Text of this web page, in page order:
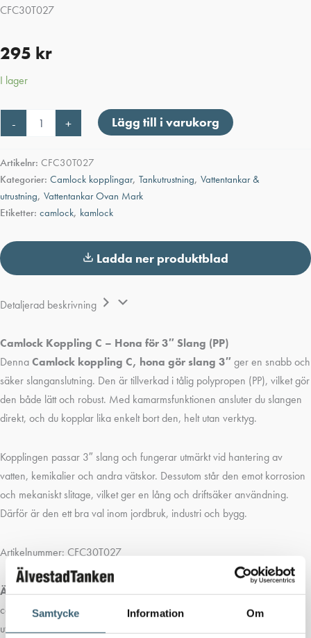
Samtycke Information Om
CFC30T027
295 kr
I lager
-
koppling
Hona
slang
3"
mängd
+ Lägg till i varukorg
Artikelnr: CFC30T027
Kategorier: Camlock kopplingar, Tankutrustning, Vattentankar &
utrustning, Vattentankar Ovan Mark
Etiketter: camlock, kamlock
Ladda ner produktblad
Detaljerad beskrivning
Camlock Koppling C – Hona för 3″ Slang (PP)
DennaCamlock koppling C, hona gör slang 3″ger en snabb och
säker slanganslutning. Den är tillverkad i tålig polypropen (PP), vilket gör
den både lätt och robust. Med kamarmsfunktionen ansluter du slangen
direkt, och du kopplar lika enkelt bort den, helt utan verktyg.
Kopplingen passar 3″ slang och fungerar utmärkt vid hantering av
vatten, kemikalier och andra vätskor. Dessutom står den emot korrosion
och mekaniskt slitage, vilket ger en lång och driftsäker användning.
Därför är den ett bra val inom jordbruk, industri och bygg.
Artikelnummer: CFC30T027
Älvestad-Tanken ABhar sedan starten 2004 sålt vattentankar, ibc-
containrar och tillbehör. Vi lagerför ett stort sortiment av tankar och
utrustning för snabba leveranser över hela Sverige och Norge.